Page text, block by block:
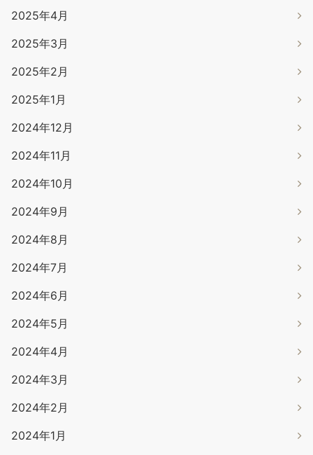
2025年4月
2025年3月
2025年2月
2025年1月
2024年12月
2024年11月
2024年10月
2024年9月
2024年8月
2024年7月
2024年6月
2024年5月
2024年4月
2024年3月
2024年2月
2024年1月